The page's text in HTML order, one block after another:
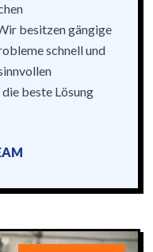
besitzen gängige
schnell und
beste Lösung